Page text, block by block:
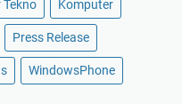
Tekno Komputer
Press Release
WindowsPhone